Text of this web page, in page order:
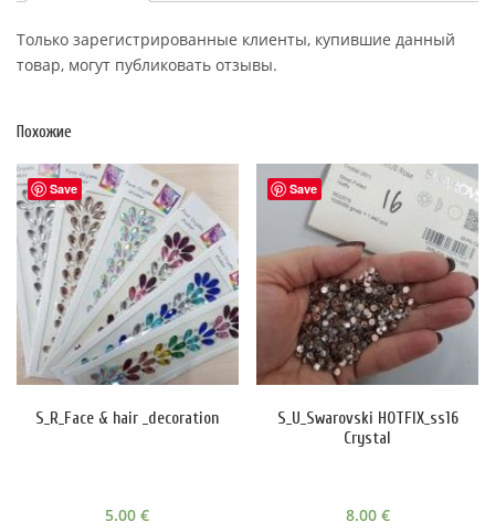
Только зарегистрированные клиенты, купившие данный
товар, могут публиковать отзывы.
Похожие
Save
S_R_Face & hair _decoration
5.00€
Save
S_U_Swarovski HOTFIX_ss16
Crystal
8.00 €